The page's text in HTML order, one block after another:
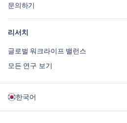
문의하기
리서치
글로벌 워크라이프 밸런스
모든 연구 보기
한국어